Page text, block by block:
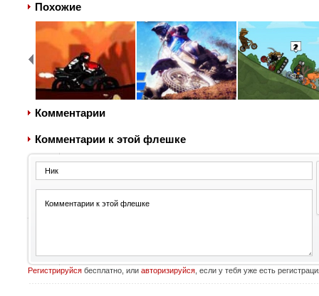
Похожие
Комментарии
Комментарии к этой флешке
Регистрируйсябесплатно, или авторизируйся, если у тебя уже есть